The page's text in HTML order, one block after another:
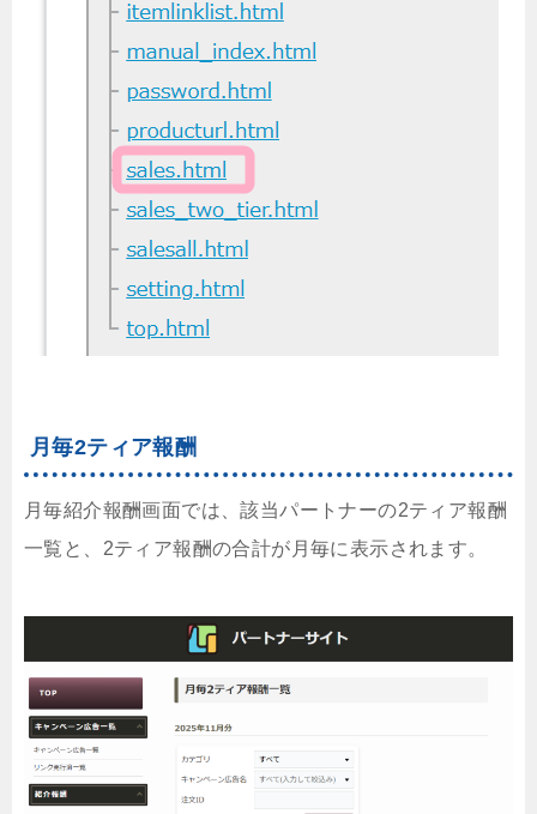
月毎2ティア報酬
月毎紹介報酬画面では、該当パートナーの2ティア報酬
一覧と、2ティア報酬の合計が月毎に表示されます。